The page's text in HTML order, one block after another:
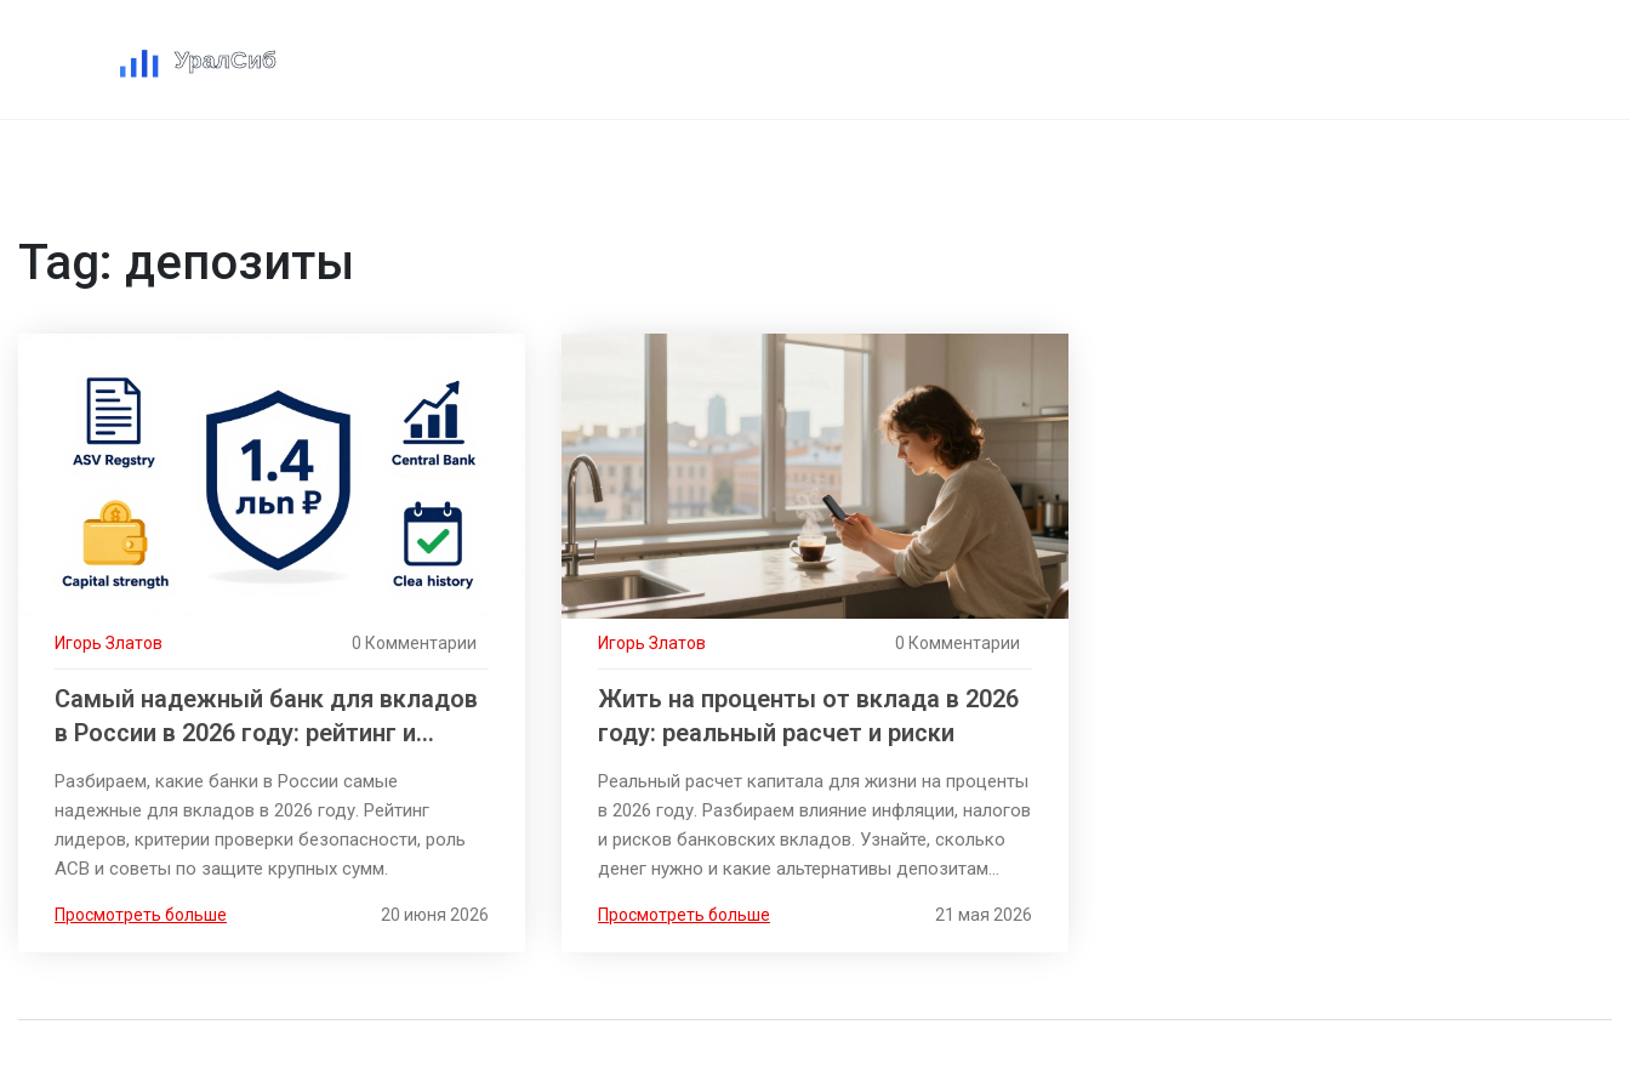
Tag: депозиты
Игорь Златов 0 Комментарии
Самый надежный банк для вкладов
в России в 2026 году: рейтинг и
критерии выбора
Разбираем, какие банки в России самые
надежные для вкладов в 2026 году. Рейтинг
лидеров, критерии проверки безопасности, роль
АСВ и советы по защите крупных сумм.
Просмотреть больше 20 июня 2026
Игорь Златов 0 Комментарии
Жить на проценты от вклада в 2026
году: реальный расчет и риски
Реальный расчет капитала для жизни на проценты
в 2026 году. Разбираем влияние инфляции, налогов
и рисков банковских вкладов. Узнайте, сколько
денег нужно и какие альтернативы депозитам
Просмотреть больше 21 мая 2026